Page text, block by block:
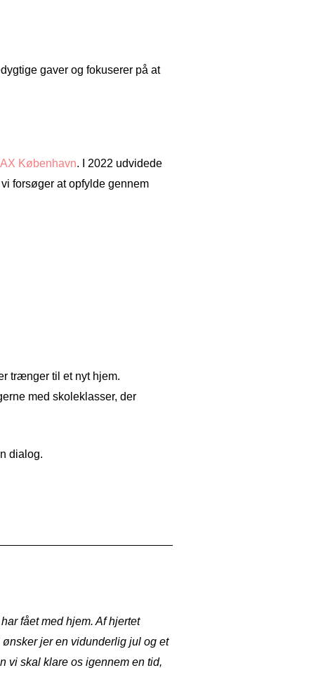
gaver og fokuserer på at
København. I 2022 udvidede
forsøger at opfylde gennem
trænger til et nyt hjem.
med skoleklasser, der
dialog.
fået med hjem. Af hjertet
jer en vidunderlig jul og et
vi skal klare os igennem en tid,